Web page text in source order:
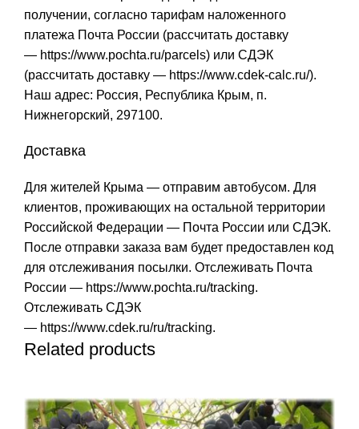
получении, согласно тарифам наложенного
платежа Почта России (рассчитать доставку
— https://www.pochta.ru/parcels) или СДЭК
(рассчитать доставку — https://www.cdek-calc.ru/).
Наш адрес: Россия, Республика Крым, п.
Нижнегорский, 297100.
Доставка
Для жителей Крыма — отправим автобусом. Для
клиентов, проживающих на остальной территории
Российской Федерации — Почта России или СДЭК.
После отправки заказа вам будет предоставлен код
для отслеживания посылки. Отслеживать Почта
России — https://www.pochta.ru/tracking.
Отслеживать СДЭК
— https://www.cdek.ru/ru/tracking.
Related products